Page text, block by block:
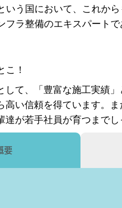
いう国において、これか
フラ整備のエキスパート
こ！
して、「豊富な施工実績
高い信頼を得ています。
が若手社員が育つまでし
要